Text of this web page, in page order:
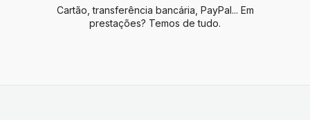
Cartão, transferência bancária, PayPal... Em
prestações? Temos de tudo.